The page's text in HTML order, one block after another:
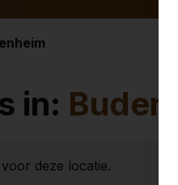
in:
deze locatie.